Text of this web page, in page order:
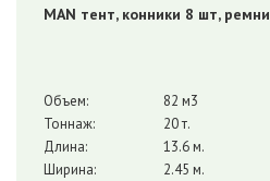
MAN тент, конники 8 шт, ремни
Объем:
82 м3
Тоннаж:
20 т.
Длина:
13.6 м.
Ширина:
2.45 м.